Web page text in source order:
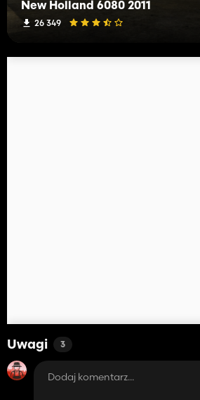
New Holland 6080 2011
26 349
Uwagi 3